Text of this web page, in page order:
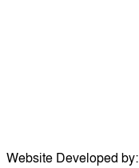
Website Developed by: